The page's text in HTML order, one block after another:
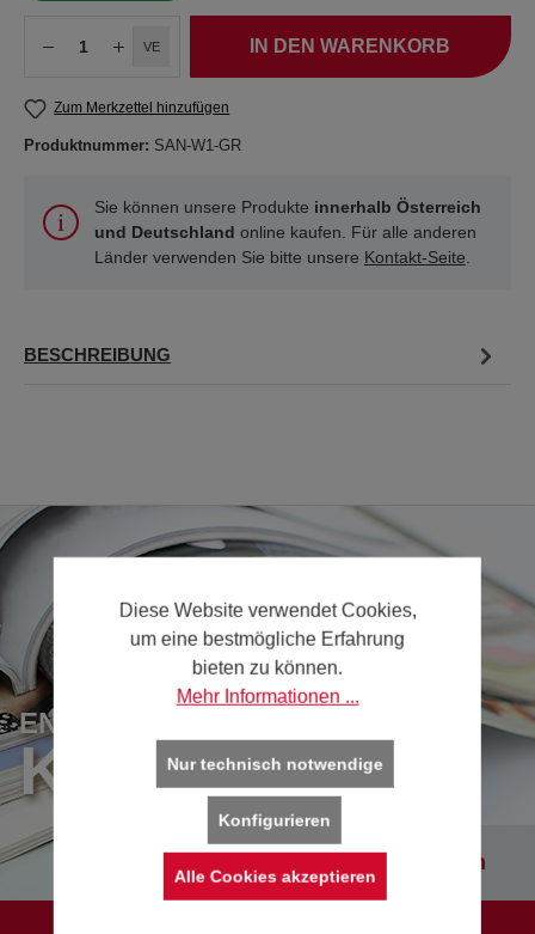
VE IN DEN WARENKORB
Zum Merkzettel hinzufügen
Produktnummer: SAN-W1-GR
Sie können unsere Produkte innerhalb Österreich
und Deutschland online kaufen. Für alle anderen
Länder verwenden Sie bitte unsere Kontakt-Seite.
BESCHREIBUNG
ENTDECKEN SIE UNSERE
KATALOGE
Kataloge entdecken
Diese Website verwendet Cookies,
um eine bestmögliche Erfahrung
bieten zu können.
Mehr Informationen ...
Nur technisch notwendige
Konfigurieren
Alle Cookies akzeptieren